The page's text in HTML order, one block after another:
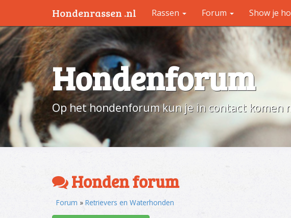
Hondenforum
Op het hondenforum kun je in contact komen
Honden forum
Forum » Retrievers en Waterhonden
Hondenrassen .nl Rassen Forum Show je